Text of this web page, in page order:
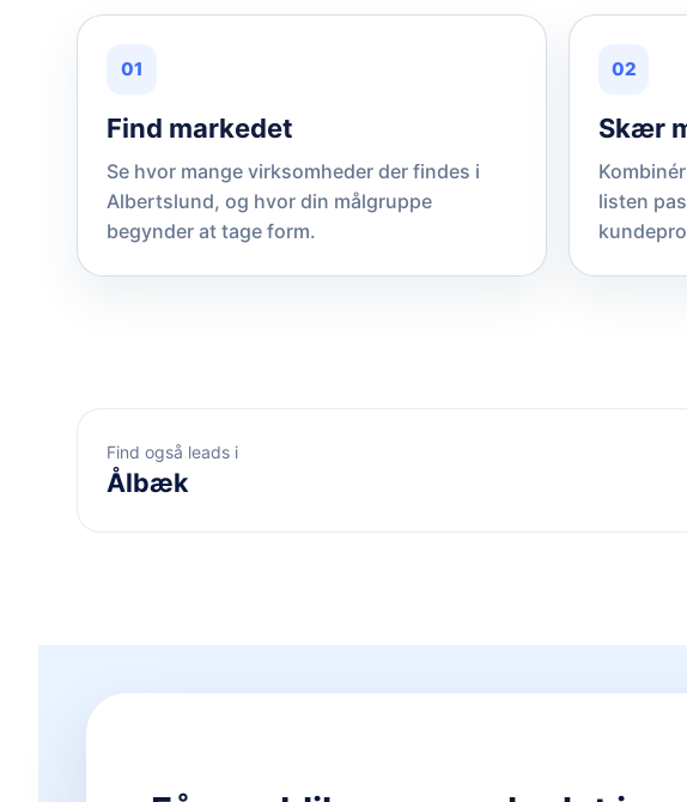
01
Find markedet
Se hvor mange virksomheder der findes i
Albertslund, og hvor din målgruppe
begynder at tage form.
02
Skær
listen
Find også leads i
Ålbæk